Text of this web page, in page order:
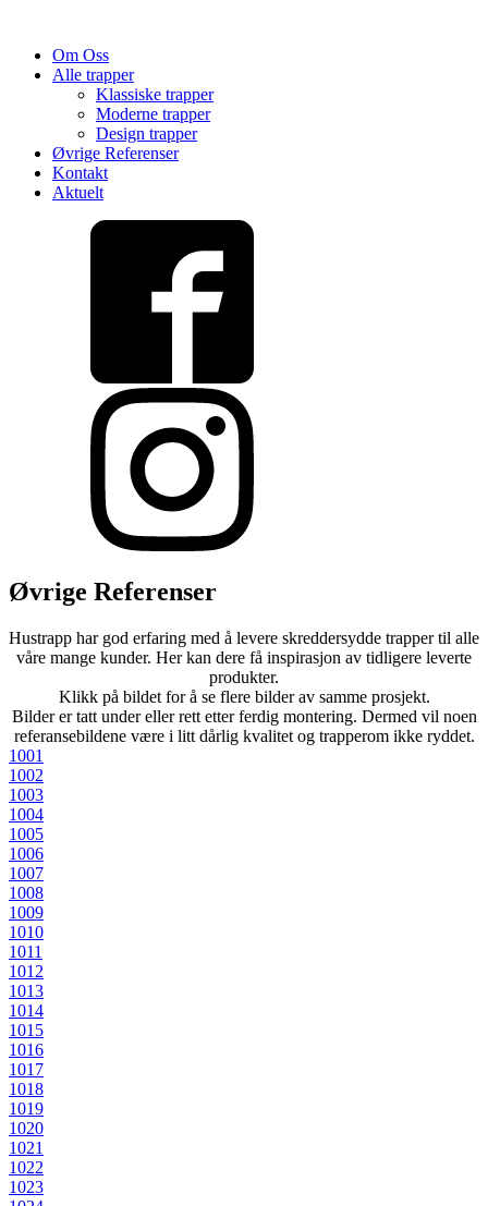
Om Oss
Alle trapper
Klassiske trapper
Moderne trapper
Design trapper
Øvrige Referenser
Kontakt
Aktuelt
Øvrige Referenser
Hustrapp har god erfaring med å levere skreddersydde trapper til alle
våre mange kunder. Her kan dere få inspirasjon av tidligere leverte
produkter.
Klikk på bildet for å se flere bilder av samme prosjekt.
Bilder er tatt under eller rett etter ferdig montering. Dermed vil noen
referansebildene være i litt dårlig kvalitet og trapperom ikke ryddet.
1001
1002
1003
1004
1005
1006
1007
1008
1009
1010
1011
1012
1013
1014
1015
1016
1017
1018
1019
1020
1021
1022
1023